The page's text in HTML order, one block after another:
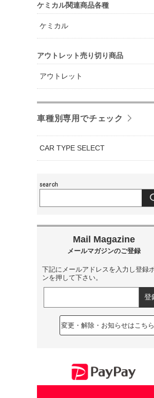
ケミカル関連商品各種
ケミカル
アウトレット売り切り商品
アウトレット
車種別専用でチェック
CAR TYPE SELECT
下記にメールアドレスを入力し登録
ンを押して下さい。
変更・解除・お知らせはこちら